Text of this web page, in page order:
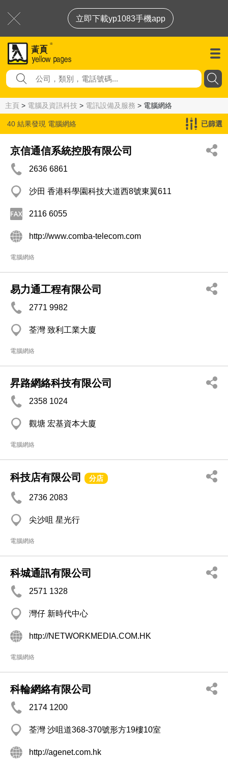
立即下載yp1083手機app
主頁 > 電腦及資訊科技 > 電訊設備及服務 > 電腦網絡
40 結果發現 電腦網絡 已篩選
京信通信系統控股有限公司
2636 6861
沙田 香港科學園科技大道西8號東翼611
2116 6055
http://www.comba-telecom.com
電腦網絡
易力通工程有限公司
2771 9982
荃灣 致利工業大廈
電腦網絡
昇路網絡科技有限公司
2358 1024
觀塘 宏基資本大廈
電腦網絡
科技店有限公司 分店
2736 2083
尖沙咀 星光行
電腦網絡
科城通訊有限公司
2571 1328
灣仔 新時代中心
http://NETWORKMEDIA.COM.HK
電腦網絡
科輪網絡有限公司
2174 1200
荃灣 沙咀道368-370號形方19樓10室
http://agenet.com.hk